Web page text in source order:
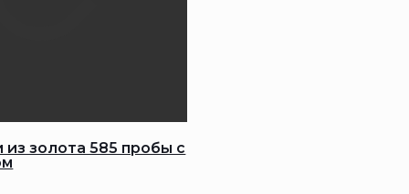
из золота 585 пробы с